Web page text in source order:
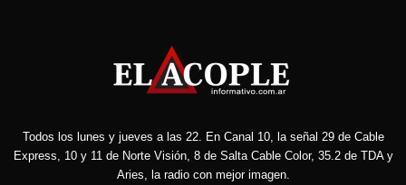
Todos los lunes y jueves a las 22. En Canal 10, la señal 29 de Cable
Express, 10 y 11 de Norte Visión, 8 de Salta Cable Color, 35.2 de TDA y
Aries, la radio con mejor imagen.